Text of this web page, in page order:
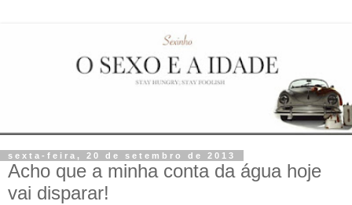
sexta-feira, 20 de setembro de 2013
Acho que a minha conta da água hoje
vai disparar!